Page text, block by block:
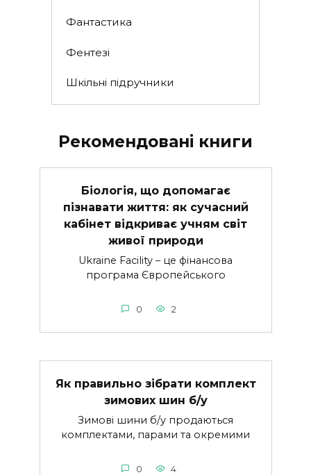
Фантастика
Фентезі
Шкільні підручники
Рекомендовані книги
Біологія, що допомагає
пізнавати життя: як сучасний
кабінет відкриває учням світ
живої природи
Ukraine Facility – це фінансова
програма Європейського
0 2
Як правильно зібрати комплект
зимових шин б/у
Зимові шини б/у продаються
комплектами, парами та окремими
0 4